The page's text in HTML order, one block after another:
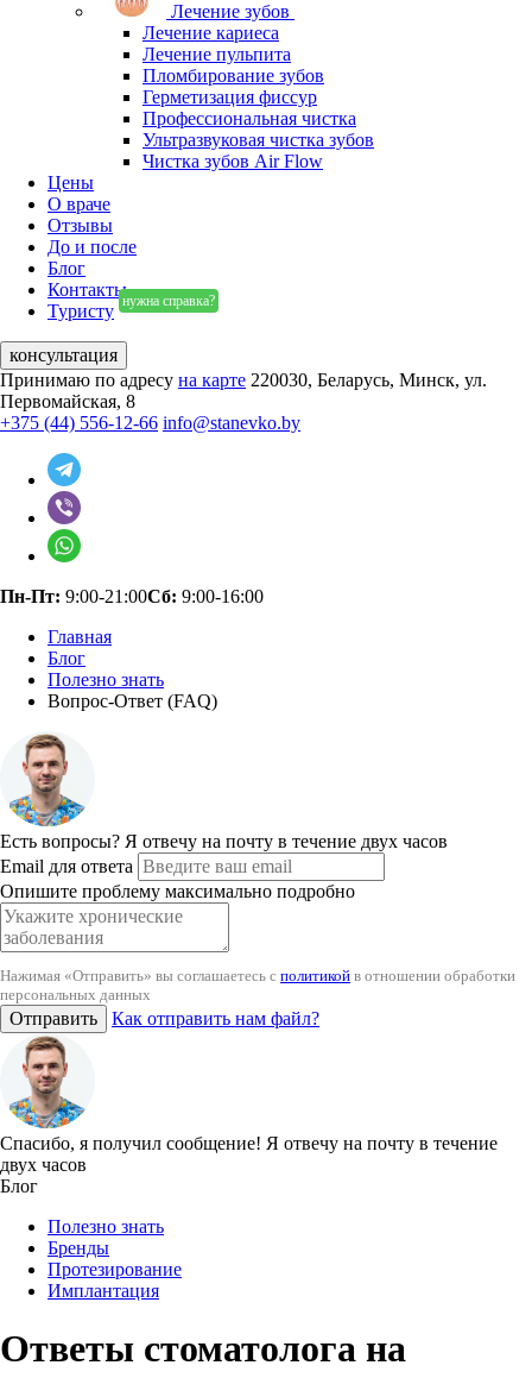
Лечение зубов
Лечение кариеса
Лечение пульпита
Пломбирование зубов
Герметизация фиссур
Профессиональная чистка
Ультразвуковая чистка зубов
Чистка зубов Air Flow
Цены
О враче
Отзывы
До и после
Блог
Контакты
Туристу нужна справка?
консультация
Принимаю по адресу на карте 220030, Беларусь, Минск, ул.
Первомайская, 8
+375 (44) 556-12-66 info@stanevko.by
Пн-Пт: 9:00-21:00Сб: 9:00-16:00
Главная
Блог
Полезно знать
Вопрос-Ответ (FAQ)
Есть вопросы? Я отвечу на почту в течение двух часов
Email для ответа
Опишите проблему максимально подробно
Нажимая «Отправить» вы соглашаетесь с политикой в отношении обработки
персональных данных
Отправить Как отправить нам файл?
Спасибо, я получил сообщение! Я отвечу на почту в течение
двух часов
Блог
Полезно знать
Бренды
Протезирование
Имплантация
Ответы стоматолога на